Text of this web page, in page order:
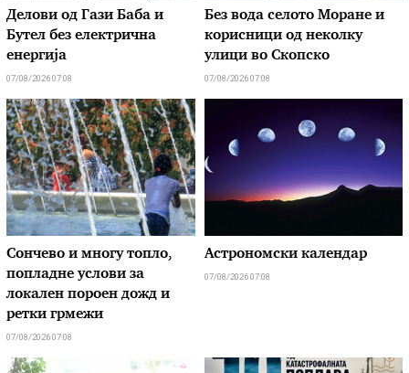
Делови од Гази Баба и
Бутел без електрична
енергија
07/08/2026 07:08
Без вода селото Моране и
корисници од неколку
улици во Скопско
07/08/2026 07:08
Сончево и многу топло,
попладне услови за
локален пороен дожд и
ретки грмежи
07/08/2026 07:08
Астрономски календар
07/08/2026 07:08